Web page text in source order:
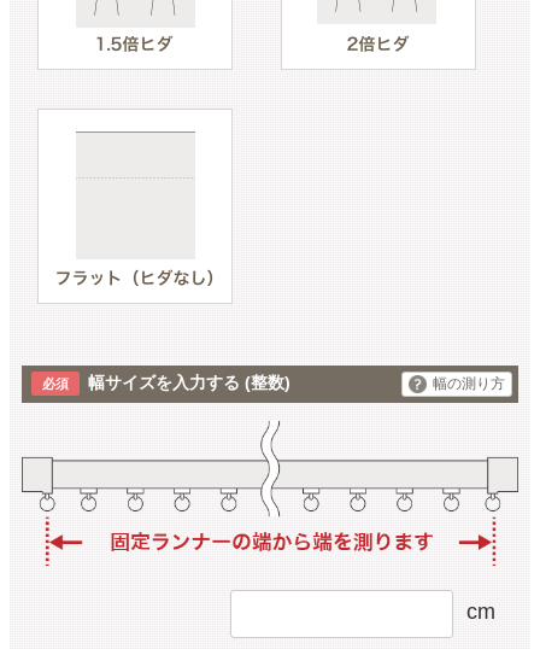
幅サイズを入力する (整数) 幅の測り方
cm